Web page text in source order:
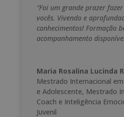
“Foi um grande prazer
vocês. Vivendo e
conhecimentos! Formação
acompanhamento
Maria Rosalina Lucinda
Mestrado Internacional
e Adolescente, Mestrado
Coach e Inteligência
Juvenil